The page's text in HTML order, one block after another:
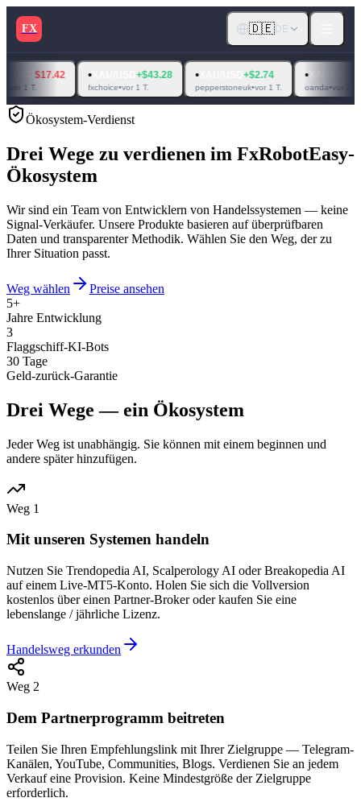
FX 🇩🇪DE
•XAU/USD +$43.28
vor 1 T.
•XAU/USD
pepperstoneuk•vor 1 T.
•XAU/USD
oanda vor 1 T.
Ökosystem-Verdienst
Drei Wege zu verdienen im FxRobotEasy-
Ökosystem
Wir sind ein Team von Entwicklern von Handelssystemen — keine
Signal-Verkäufer. Unsere Produkte basieren auf überprüfbaren
Daten und transparenter Methodik. Wählen Sie den Weg, der zu
Ihrer Situation passt.
Weg wählen
Preise ansehen
5+
Jahre Entwicklung
3
Flaggschiff-KI-Bots
30 Tage
Geld-zurück-Garantie
Drei Wege — ein Ökosystem
Jeder Weg ist unabhängig. Sie können mit einem beginnen und
andere später hinzufügen.
Weg 1
Mit unseren Systemen handeln
Nutzen Sie Trendopedia AI, Scalperology AI oder Breakopedia AI
auf einem Live-MT5-Konto. Holen Sie sich die Vollversion
kostenlos über einen Partner-Broker oder kaufen Sie eine
lebenslange / jährliche Lizenz.
Handelsweg erkunden
Weg 2
Dem Partnerprogramm beitreten
Teilen Sie Ihren Empfehlungslink mit Ihrer Zielgruppe — Telegram-
Kanälen, YouTube, Communities, Blogs. Verdienen Sie an jedem
Verkauf eine Provision. Keine Mindestgröße der Zielgruppe
erforderlich.